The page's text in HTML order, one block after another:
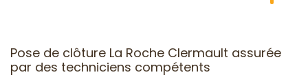
Pose de clôture La Roche Clermault assurée
par des techniciens compétents